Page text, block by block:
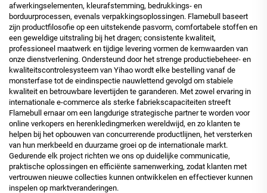
afwerkingselementen, kleurafstemming, bedrukkings- en
borduurprocessen, evenals verpakkingsoplossingen. Flamebull baseert
zijn productfilosofie op een uitstekende pasvorm, comfortabele stoffen en
een geweldige uitstraling bij het dragen; consistente kwaliteit,
professioneel maatwerk en tijdige levering vormen de kernwaarden van
onze dienstverlening. Ondersteund door het strenge productiebeheer- en
kwaliteitscontrolesysteem van Yihao wordt elke bestelling vanaf de
monsterfase tot de eindinspectie nauwlettend gevolgd om stabiele
kwaliteit en betrouwbare levertijden te garanderen. Met zowel ervaring in
internationale e-commerce als sterke fabriekscapaciteiten streeft
Flamebull ernaar om een langdurige strategische partner te worden voor
online verkopers en herenkledingmerken wereldwijd, en zo klanten te
helpen bij het opbouwen van concurrerende productlijnen, het versterken
van hun merkbeeld en duurzame groei op de internationale markt.
Gedurende elk project richten we ons op duidelijke communicatie,
praktische oplossingen en efficiënte samenwerking, zodat klanten met
vertrouwen nieuwe collecties kunnen ontwikkelen en effectiever kunnen
inspelen op marktveranderingen.